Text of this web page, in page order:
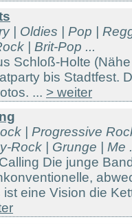
| Oldies | Pop |
| Brit-Pop ...
Schloß-Holte
bis Stadtfest.
... > weiter
| Progressive
Rock | Grunge | Me
Die junge
eine Vision die